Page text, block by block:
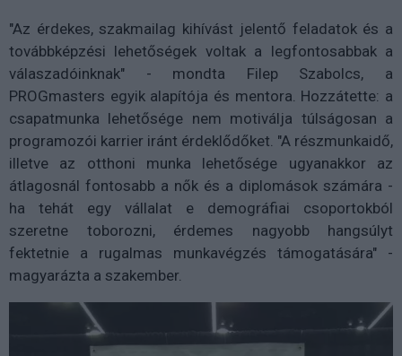
"Az érdekes, szakmailag kihívást jelentő feladatok és a
továbbképzési lehetőségek voltak a legfontosabbak a
válaszadóinknak" - mondta Filep Szabolcs, a
PROGmasters egyik alapítója és mentora. Hozzátette: a
csapatmunka lehetősége nem motiválja túlságosan a
programozói karrier iránt érdeklődőket. "A részmunkaidő,
illetve az otthoni munka lehetősége ugyanakkor az
átlagosnál fontosabb a nők és a diplomások számára -
ha tehát egy vállalat e demográfiai csoportokból
szeretne toborozni, érdemes nagyobb hangsúlyt
fektetnie a rugalmas munkavégzés támogatására" -
magyarázta a szakember.